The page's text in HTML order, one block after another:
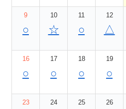
9
○
10
☆
11
○
12
△
16
○
17
○
18
○
19
○
23 24 25 26